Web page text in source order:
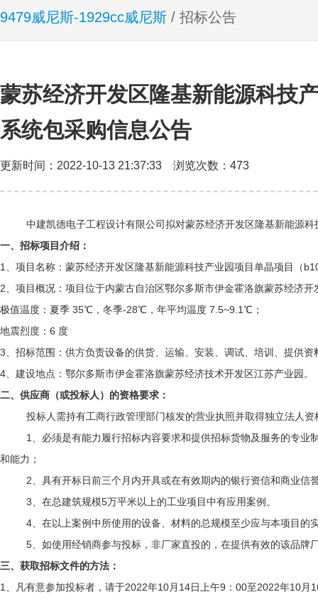
9479威尼斯-1929cc威尼斯 / 招标公告
蒙苏经济开发区隆基新能源科技
系统包采购信息公告
更新时间：2022-10-13 21:37:33 浏览次数：473
中建凯德电子工程设计有限公司拟对蒙苏经济开发区隆基新能源
一、招标项目介绍：
1、项目名称：蒙苏经济开发区隆基新能源科技产业园项目单晶项目（
2、项目概况：项目位于内蒙古自治区鄂尔多斯市伊金霍洛旗蒙苏经济
极值温度：夏季 35℃ ，冬季-28℃ ，年平均温度 7.5~9.1℃ ；
地震烈度： 6 度
3、招标范围：供方负责设备的供货、运输、安装、调试、培训、提供
4、建设地点：鄂尔多斯市伊金霍洛旗蒙苏经济技术开发区江苏产业园。
二、供应商（或投标人）的资格要求：
投标人需持有工商行政管理部门核发的营业执照并取得独立法人
1、必须是有能力履行招标内容要求和提供招标货物及服务的专
和能力；
2、具有开标日前三个月内开具或在有效期内的银行资信和商业
3、在总建筑规模5万平米以上的工业项目中有应用案例。
4、在以上案例中所使用的设备、材料的总规模至少应与本项目的
5、如使用经销商参与投标，非厂家直投的，在提供有效的该品
三、获取招标文件的方法：
1、凡有意参加投标者，请于2022年10月 14日上午9 ： 00至2022年10月